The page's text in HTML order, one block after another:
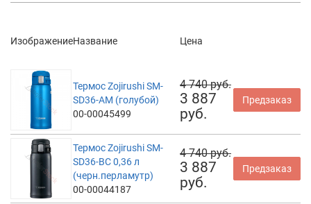
ИзображениеНазвание Цена
Термос Zojirushi SM-
SD36-AM (голубой)
00-00045499
4 740 руб.
3 887
руб.
Предзаказ
Термос Zojirushi SM-
SD36-BC 0,36 л
(черн.перламутр)
00-00044187
4 740 руб.
3 887
руб.
Предзаказ